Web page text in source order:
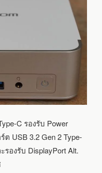
C รองรับ Power
ต USB 3.2 Gen 2 Type-
รองรับ DisplayPort Alt.